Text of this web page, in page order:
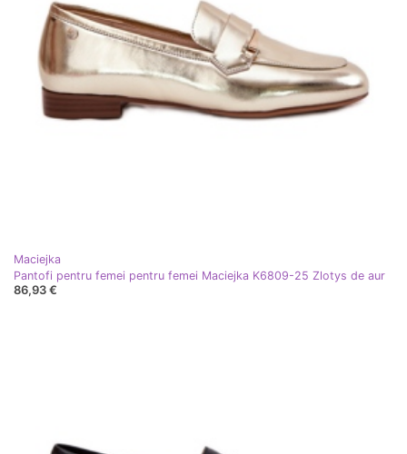
Maciejka
Pantofi pentru femei pentru femei Maciejka K6809-25 Zlotys de aur
86,93 €